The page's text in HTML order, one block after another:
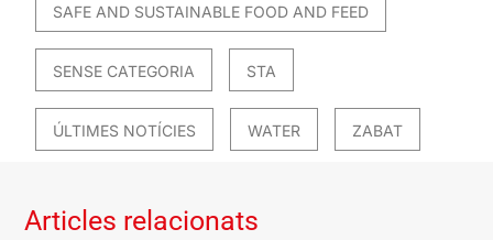
SAFE AND SUSTAINABLE FOOD AND FEED
SENSE CATEGORIA STA
ÚLTIMES NOTÍCIES WATER ZABAT
Articles relacionats